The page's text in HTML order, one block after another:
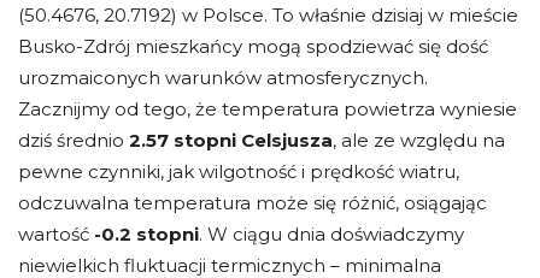
(50.4676, 20.7192) w Polsce. To właśnie dzisiaj w mieście
Busko-Zdrój mieszkańcy mogą spodziewać się dość
urozmaiconych warunków atmosferycznych.
Zacznijmy od tego, że temperatura powietrza wyniesie
dziś średnio 2.57 stopni Celsjusza, ale ze względu na
pewne czynniki, jak wilgotność i prędkość wiatru,
odczuwalna temperatura może się różnić, osiągając
wartość -0.2 stopni. W ciągu dnia doświadczymy
niewielkich fluktuacji termicznych – minimalna